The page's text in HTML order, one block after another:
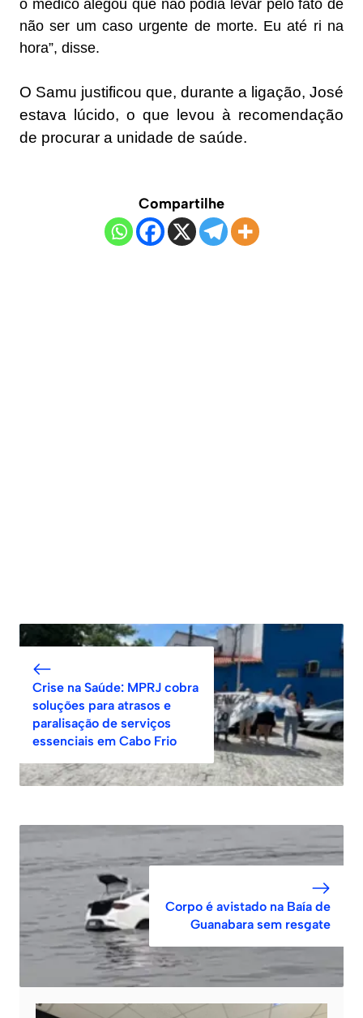
o médico alegou que não podia levar pelo fato de
não ser um caso urgente de morte. Eu até ri na
hora”, disse.
O Samu justificou que, durante a ligação, José
estava lúcido, o que levou à recomendação
de procurar a unidade de saúde.
Compartilhe
Crise na Saúde: MPRJ cobra
soluções para atrasos e
paralisação de serviços
essenciais em Cabo Frio
Corpo é avistado na Baía de
Guanabara sem resgate